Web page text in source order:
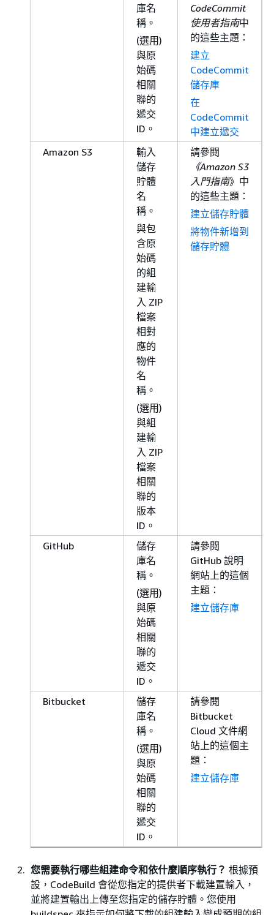
庫名
稱。
(選用)
與原
始碼
相關
聯的
遞交
ID。
CodeCommit
使用者指南中
的這些主題：
建立
CodeCommit
儲存庫
在
CodeCommit
中建立遞交
Amazon S3
輸入
儲存
貯體
名
稱。
與包
含原
始碼
的組
建輸
入 ZIP
檔案
相對
應的
物件
名
稱。
(選用)
與組
建輸
入 ZIP
檔案
相關
聯的
版本
ID。
請參閱
《Amazon S3
入門指南》中
的這些主題：
建立儲存貯體
將物件新增到
儲存貯體
GitHub
儲存
庫名
稱。
(選用)
與原
始碼
相關
聯的
遞交
ID。
請參閱
GitHub 說明
網站上的這個
主題：
建立儲存庫
Bitbucket
儲存
庫名
稱。
(選用)
與原
始碼
相關
聯的
遞交
ID。
請參閱
Bitbucket
Cloud 文件網
站上的這個主
題：
建立儲存庫
您需要執行哪些組建命令和依什麼順序執行？ 根據預
設，CodeBuild 會從您指定的提供者下載建置輸入，
並將建置輸出上傳至您指定的儲存貯體。您使用